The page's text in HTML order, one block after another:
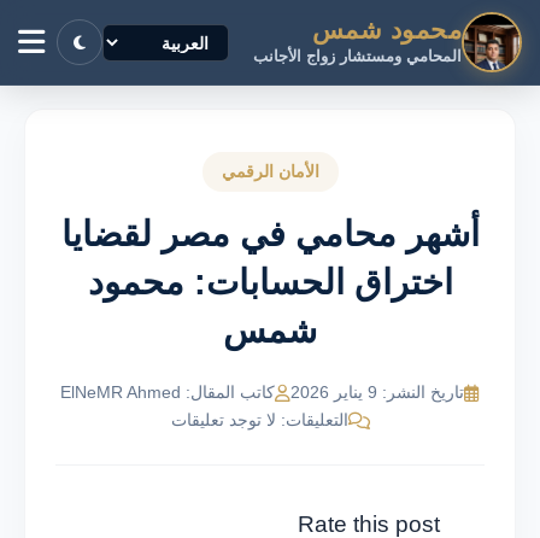
محمود شمس
المحامي ومستشار زواج الأجانب
الأمان الرقمي
أشهر محامي في مصر لقضايا
اختراق الحسابات: محمود
شمس
تاريخ النشر: 9 يناير 2026
كاتب المقال: ElNeMR Ahmed
التعليقات: لا توجد تعليقات
Rate this post